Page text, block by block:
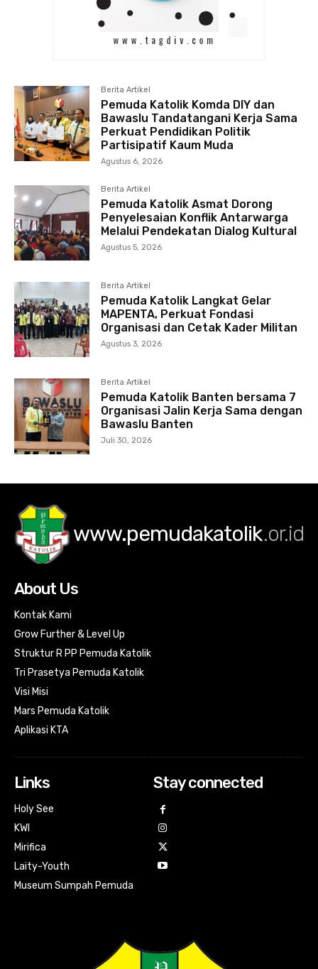
Berita Artikel
Pemuda Katolik Komda DIY dan
Bawaslu Tandatangani Kerja Sama
Perkuat Pendidikan Politik
Partisipatif Kaum Muda
Agustus 6, 2026
Berita Artikel
Pemuda Katolik Asmat Dorong
Penyelesaian Konflik Antarwarga
Melalui Pendekatan Dialog Kultural
Agustus 5, 2026
Berita Artikel
Pemuda Katolik Langkat Gelar
MAPENTA, Perkuat Fondasi
Organisasi dan Cetak Kader Militan
Agustus 3, 2026
Berita Artikel
Pemuda Katolik Banten bersama 7
Organisasi Jalin Kerja Sama dengan
Bawaslu Banten
Juli 30, 2026
www.pemudakatolik.or.id
About Us
Kontak Kami
Grow Further & Level Up
Struktur R PP Pemuda Katolik
Tri Prasetya Pemuda Katolik
Visi Misi
Mars Pemuda Katolik
Aplikasi KTA
Links
Holy See
KWI
Mirifica
Laity-Youth
Museum Sumpah Pemuda
Stay connected